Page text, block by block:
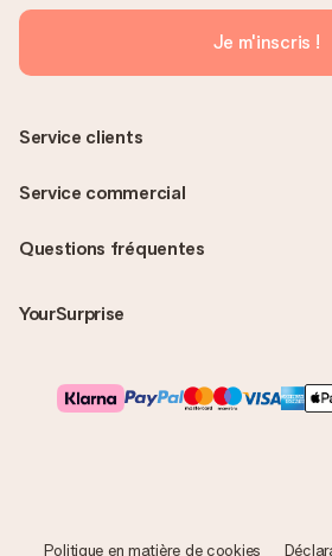
Je m'inscris !
Questions fréquentes
YourSurprise
Service clients
Service commercial
Politique en matière de cookies